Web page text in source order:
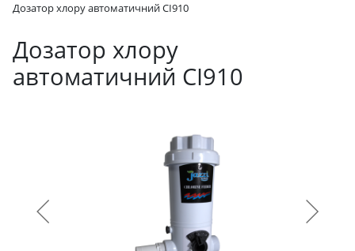
Дозатор хлору автоматичний CI910
Дозатор хлору
автоматичний CI910